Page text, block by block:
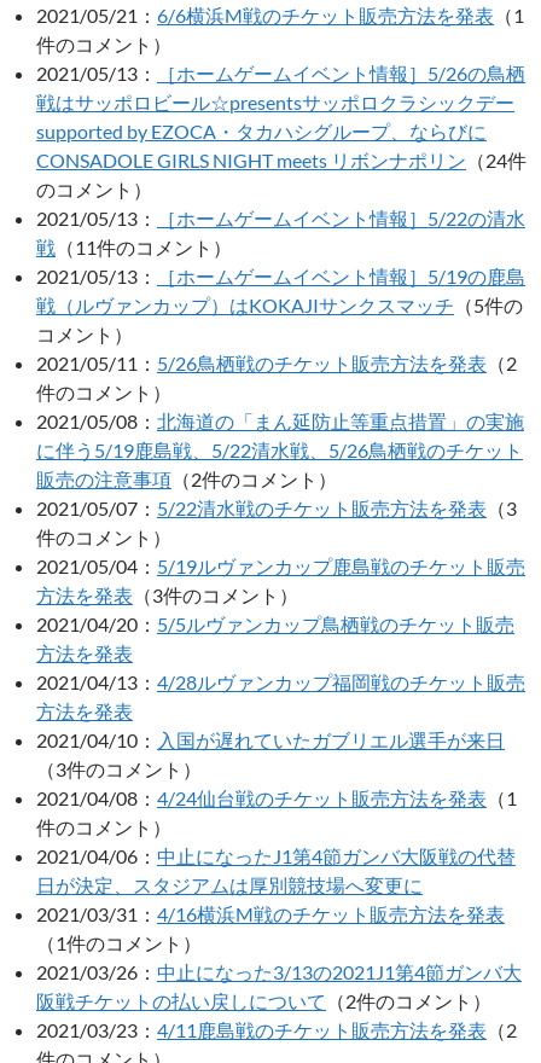
2021/05/21： 6/6横浜M戦のチケット販売方法を発表 （1
件のコメント）
2021/05/13：
［ホームゲームイベント情報］5/26の鳥栖
戦はサッポロビール☆presentsサッポロクラシックデー
supported by EZOCA・タカハシグループ、ならびに
CONSADOLE GIRLS NIGHT meets リボンナポリン （24件
のコメント）
2021/05/13：
［ホームゲームイベント情報］5/22の清水
戦 （11件のコメント）
2021/05/13：
［ホームゲームイベント情報］5/19の鹿島
戦（ルヴァンカップ）はKOKAJIサンクスマッチ （5件の
コメント）
2021/05/11： 5/26鳥栖戦のチケット販売方法を発表 （2
件のコメント）
2021/05/08： 北海道の「まん延防止等重点措置」の実施
に伴う5/19鹿島戦、5/22清水戦、5/26鳥栖戦のチケット
販売の注意事項 （2件のコメント）
2021/05/07： 5/22清水戦のチケット販売方法を発表 （3
件のコメント）
2021/05/04： 5/19ルヴァンカップ鹿島戦のチケット販売
方法を発表 （3件のコメント）
2021/04/20： 5/5ルヴァンカップ鳥栖戦のチケット販売
方法を発表
2021/04/13： 4/28ルヴァンカップ福岡戦のチケット販売
方法を発表
2021/04/10： 入国が遅れていたガブリエル選手が来日
（3件のコメント）
2021/04/08： 4/24仙台戦のチケット販売方法を発表 （1
件のコメント）
2021/04/06： 中止になったJ1第4節ガンバ大阪戦の代替
日が決定、スタジアムは厚別競技場へ変更に
2021/03/31： 4/16横浜M戦のチケット販売方法を発表
（1件のコメント）
2021/03/26： 中止になった3/13の2021J1第4節ガンバ大
阪戦チケットの払い戻しについて
（2件のコメント）
2021/03/23： 4/11鹿島戦のチケット販売方法を発表 （2